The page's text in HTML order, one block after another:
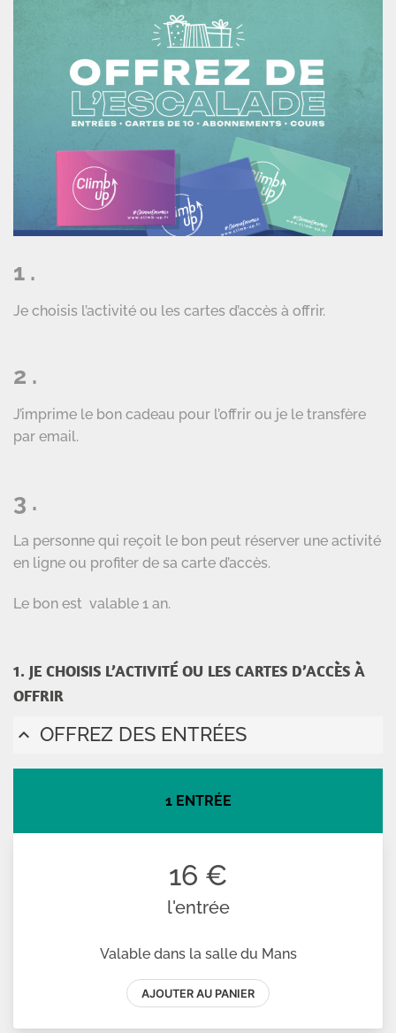
1 .
Je choisis l’activité ou les cartes d’accès à offrir.
2 .
J’imprime le bon cadeau pour l’offrir ou je le transfère
par email.
3 .
La personne qui reçoit le bon peut réserver une activité
en ligne ou profiter de sa carte d’accès.
Le bon est valable 1 an.
1. JE CHOISIS L’ACTIVITÉ OU LES CARTES D’ACCÈS À
OFFRIR